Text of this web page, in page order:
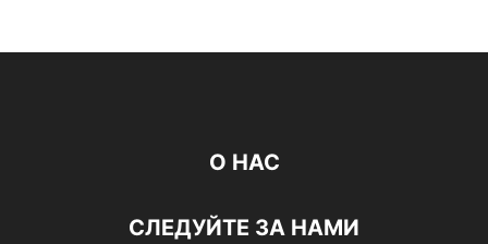
О НАС
СЛЕДУЙТЕ ЗА НАМИ